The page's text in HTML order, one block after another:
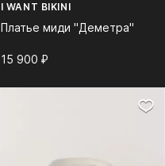
I WANT BIKINI
Платье миди "Деметра"
15 900⁠ ⁠₽